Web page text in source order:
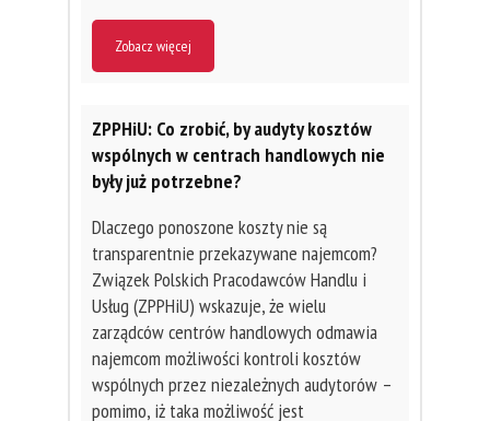
Zobacz więcej
ZPPHiU: Co zrobić, by audyty kosztów
wspólnych w centrach handlowych nie
były już potrzebne?
Dlaczego ponoszone koszty nie są
transparentnie przekazywane najemcom?
Związek Polskich Pracodawców Handlu i
Usług (ZPPHiU) wskazuje, że wielu
zarządców centrów handlowych odmawia
najemcom możliwości kontroli kosztów
wspólnych przez niezależnych audytorów –
pomimo, iż taka możliwość jest